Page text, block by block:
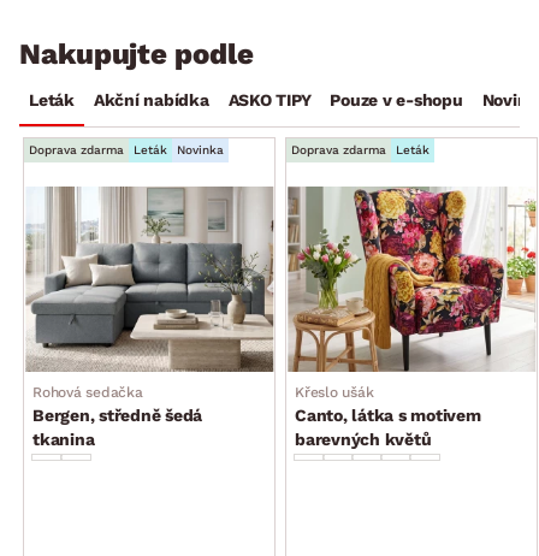
Nakupujte podle
Leták Akční nabídka ASKO TIPY Pouze v e-shopu
Doprava zdarma Leták Novinka
Rohová sedačka
Bergen, středně šedá
tkanina
Doprava zdarma Leták
Křeslo ušák
Canto, látka s motivem
barevných květů